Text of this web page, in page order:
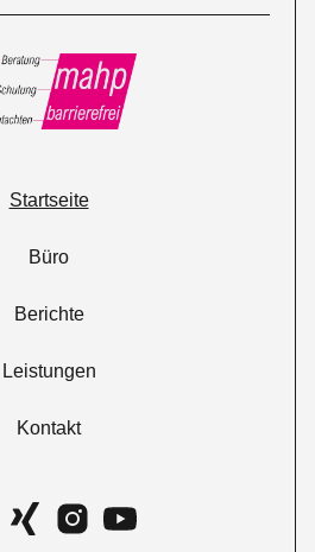
Startseite
Büro
Berichte
Leistungen
Kontakt